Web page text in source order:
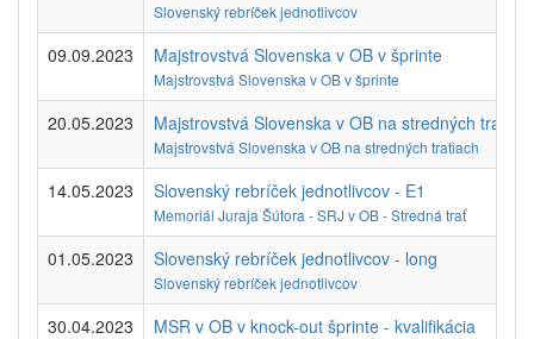
Slovenský rebríček jednotlivcov
09.09.2023 Majstrovstvá Slovenska v OB v šprinte
Majstrovstvá Slovenska v OB v šprinte
20.05.2023 Majstrovstvá Slovenska v OB na stredných
Majstrovstvá Slovenska v OB na stredných tratiach
14.05.2023 Slovenský rebríček jednotlivcov - E1
Memoriál Juraja Šútora - SRJ v OB - Stredná trať
01.05.2023 Slovenský rebríček jednotlivcov - long
Slovenský rebríček jednotlivcov
30.04.2023 MSR v OB v knock-out šprinte - kvalifikácia